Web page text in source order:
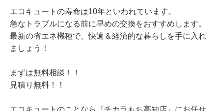
エコキュートの寿命は10年といわれています。
急なトラブルになる前に早めの交換をおすすめします。
最新の省エネ機種で、快適＆経済的な暮らしを手に入れ
ましょう！
まずは無料相談！！
見積り無料！！
エコキュートのことなら『チカラもち高知店』にお任せ